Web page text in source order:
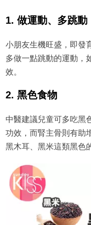
1. 做運動、多跳動
小朋友生機旺盛，即發
多做一點跳動的運動，
效。
2. 黑色食物
中醫建議兒童可多吃黑
功效，而腎主骨則有助
黑木耳、黑米這類黑色